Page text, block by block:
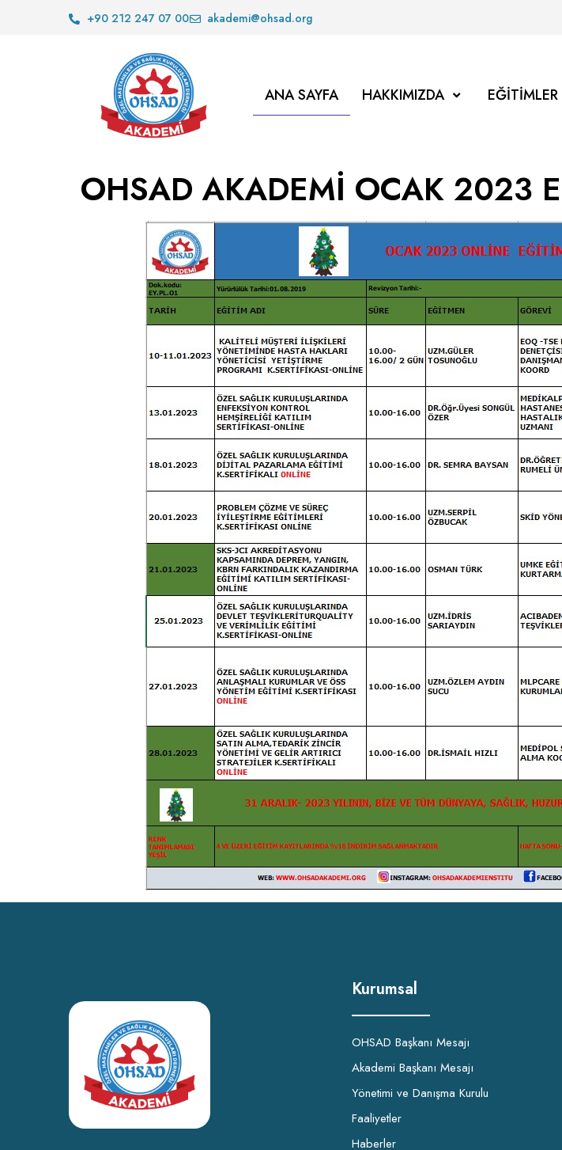
+90 212 247 07 00 akademi@ohsad.org
ANA SAYFA HAKKIMIZDA EĞITIMLER
OHSAD AKADEMİ OCAK 2023
Kurumsal
OHSAD Başkanı Mesajı
Akademi Başkanı Mesajı
Yönetimi ve Danışma Kurulu
Faaliyetler
Haberler